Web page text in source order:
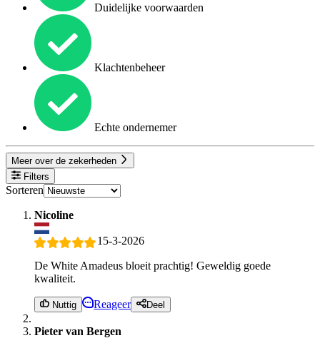
Duidelijke voorwaarden
Klachtenbeheer
Echte ondernemer
Meer over de zekerheden
Filters
Sorteren
Nicoline
15-3-2026
De White Amadeus bloeit prachtig! Geweldig goede
kwaliteit.
Nuttig Reageer Deel
Pieter van Bergen